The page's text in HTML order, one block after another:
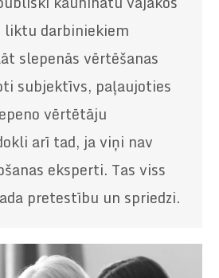
liktu darbiniekiem
slepenās vērtēšanas
subjektīvs, paļaujoties
vērtētāju
arī tad, ja viņi nav
eksperti. Tas viss
pretestību un spriedzi.